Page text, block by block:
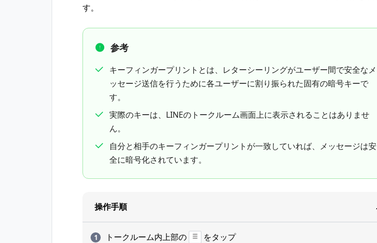
す。
参考
キーフィンガープリントとは、レターシーリングがユーザー間で安全なメ
ッセージ送信を行うために各ユーザーに割り振られた固有の暗号キーで
す。
実際のキーは、LINEのトークルーム画面上に表示されることはありませ
ん。
自分と相手のキーフィンガープリントが一致していれば、メッセージは安
全に暗号化されています。
操作手順
トークルーム内上部の
をタップ